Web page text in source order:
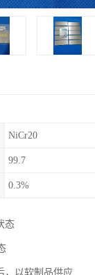
NiCr20
99.7
0.3%
态
，以软制品供应